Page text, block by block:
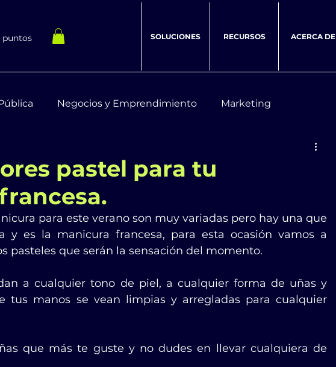
puntos SOLUCIONES RECURSOS ACERCA DE
Negocios y Emprendimiento Marketing
Integral
pastel para tu
para este verano son muy variadas pero hay una que
y es la manicura francesa, para esta ocasión vamos a
pasteles que serán la sensación del momento.
a cualquier tono de piel, a cualquier forma de uñas y
tus manos se vean limpias y arregladas para cualquier
que más te guste y no dudes en llevar cualquiera de